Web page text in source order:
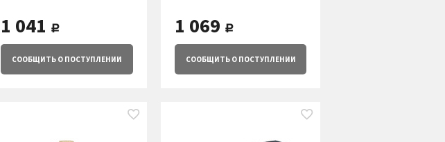
1 041 руб.
СООБЩИТЬО ПОСТУПЛЕНИИ
1 069 руб.
СООБЩИТЬО ПОСТУПЛЕНИИ